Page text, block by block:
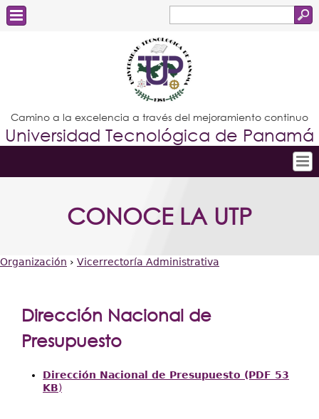
de
búsqueda
Estudiantes
Docentes
Administrativos
Graduados
Camino a la excelencia a través del mejoramiento continuo
Universidad Tecnológica de Panamá
Conoce la UTP
Investigación
Extensión
Centros Regionales
CONOCE LA UTP
está
aquí
Organización › Vicerrectoría Administrativa
Dirección Nacional de
Presupuesto
Dirección Nacional de Presupuesto (PDF 53
KB)